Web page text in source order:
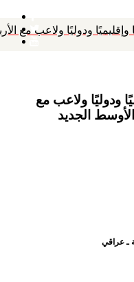
ودوليًا ولاعب مع
ودوليًا ولاعب مع
الجديد
ـ عراقي